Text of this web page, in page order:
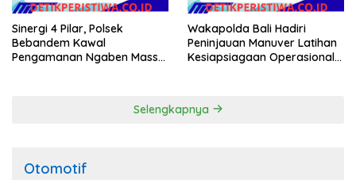
Sinergi 4 Pilar, Polsek
Bebandem Kawal
Pengamanan Ngaben Massal
Wakapolda Bali Hadiri
Peninjauan Manuver Latihan
Kesiapsiagaan Operasional
Selengkapnya
Otomotif